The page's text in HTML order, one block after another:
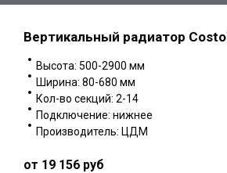
Вертикальный радиатор
Высота: 500-2900 мм
Ширина: 80-680 мм
Кол-во секций: 2-14
Подключение: нижнее
Производитель: ЦДМ
от 19 156 руб